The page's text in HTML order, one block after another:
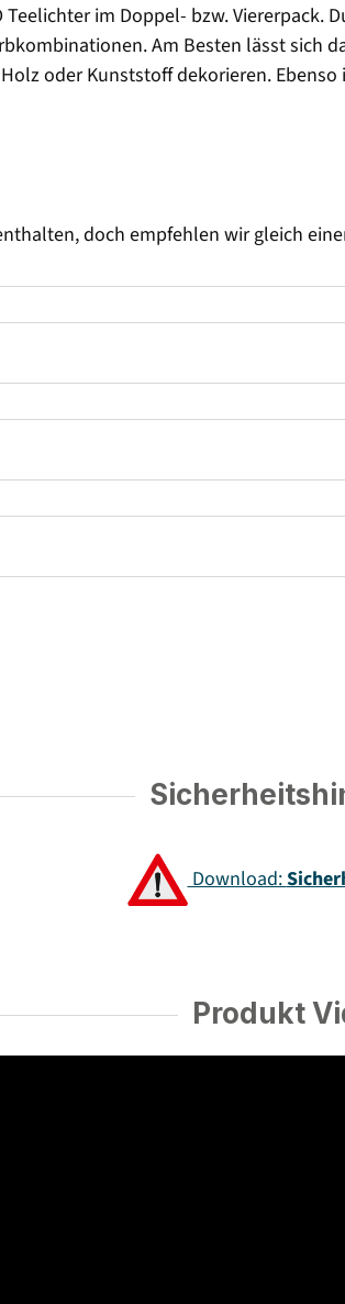
im Doppel- bzw. Viererpack.
Am Besten lässt sich
oder Kunststoff dekorieren.
doch empfehlen wir gleich
Download:
Produkt